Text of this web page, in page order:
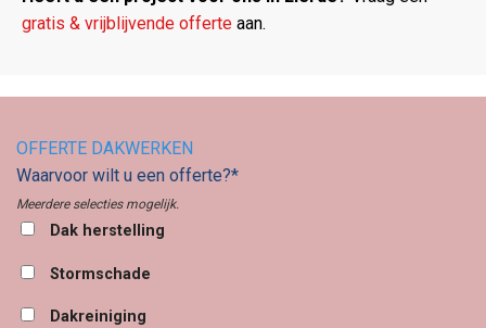
gratis & vrijblijvende offerte aan.
OFFERTE DAKWERKEN
Waarvoor wilt u een offerte?*
Meerdere selecties mogelijk.
Dak herstelling
Stormschade
Dakreiniging